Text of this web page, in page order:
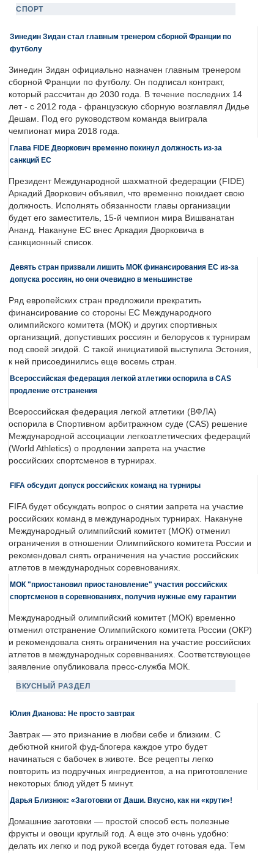
СПОРТ
Зинедин Зидан стал главным тренером сборной Франции по
футболу
Зинедин Зидан официально назначен главным тренером
сборной Франции по футболу. Он подписал контракт,
который рассчитан до 2030 года. В течение последних 14
лет - с 2012 года - французскую сборную возглавлял Дидье
Дешам. Под его руководством команда выиграла
чемпионат мира 2018 года.
Глава FIDE Дворкович временно покинул должность из-за
санкций ЕС
Президент Международной шахматной федерации (FIDE)
Аркадий Дворкович объявил, что временно покидает свою
должность. Исполнять обязанности главы организации
будет его заместитель, 15-й чемпион мира Вишванатан
Ананд. Накануне ЕС внес Аркадия Дворковича в
санкционный список.
Девять стран призвали лишить МОК финансирования ЕС из-за
допуска россиян, но они очевидно в меньшинстве
Ряд европейских стран предложили прекратить
финансирование со стороны ЕС Международного
олимпийского комитета (МОК) и других спортивных
организаций, допустивших россиян и белорусов к турнирам
под своей эгидой. С такой инициативой выступила Эстония,
к ней присоединились еще восемь стран.
Всероссийская федерация легкой атлетики оспорила в CAS
продление отстранения
Всероссийская федерация легкой атлетики (ВФЛА)
оспорила в Спортивном арбитражном суде (CAS) решение
Международной ассоциации легкоатлетических федераций
(World Athletics) о продлении запрета на участие
российских спортсменов в турнирах.
FIFA обсудит допуск российских команд на турниры
FIFA будет обсуждать вопрос о снятии запрета на участие
российских команд в международных турнирах. Накануне
Международный олимпийский комитет (МОК) отменил
ограничения в отношении Олимпийского комитета России и
рекомендовал снять ограничения на участие российских
атлетов в международных соревнованиях.
МОК "приостановил приостановление" участия российских
спортсменов в соревнованиях, получив нужные ему гарантии
Международный олимпийский комитет (МОК) временно
отменил отстранение Олимпийского комитета России (ОКР)
и рекомендовала снять ограничения на участие российских
атлетов в международных соревнваниях. Соответствующее
заявление опубликовала пресс-служба МОК.
ВКУСНЫЙ РАЗДЕЛ
Юлия Дианова: Не просто завтрак
Завтрак — это признание в любви себе и близким. С
дебютной книгой фуд-блогера каждое утро будет
начинаться с бабочек в животе. Все рецепты легко
повторить из подручных ингредиентов, а на приготовление
некоторых блюд уйдет 5 минут.
Дарья Близнюк: «Заготовки от Даши. Вкусно, как ни «крути»!
Домашние заготовки — простой способ есть полезные
фрукты и овощи круглый год. А еще это очень удобно:
делать их легко и под рукой всегда будет готовая еда. Тем